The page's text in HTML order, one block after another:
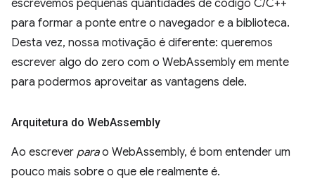
escrevemos pequenas quantidades de código C/C++
para formar a ponte entre o navegador e a biblioteca.
Desta vez, nossa motivação é diferente: queremos
escrever algo do zero com o WebAssembly em mente
para podermos aproveitar as vantagens dele.
Arquitetura do WebAssembly
Ao escrever parao WebAssembly, é bom entender um
pouco mais sobre o que ele realmente é.